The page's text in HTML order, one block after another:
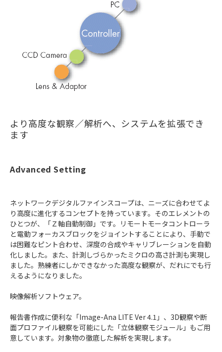
より高度な観察／解析へ、システムを拡張でき
ます
Advanced Setting
ネットワークデジタルファインスコープは、ニーズに合わせてよ
り高度に進化するコンセプトを持っています。そのエレメントの
ひとつが、「Ｚ軸自動制御」です。リモートモータコントローラ
と電動フォーカスブロックをジョイントすることにより、手動で
は困難なピント合わせ、深度の合成やキャリブレーションを自動
化しました。また、計測しづらかったミクロの高さ計測も実現し
ました。熟練者にしかできなかった高度な観察が、だれにでも行
えるようになりました。
映像解析ソフトウェア。
報告書作成に便利な「Image-Ana LITE Ver 4.1」、3D観察や断
面プロファイル観察を可能にした「立体観察モジュール」もご用
意しています。対象物の徹底した解析を実現します。